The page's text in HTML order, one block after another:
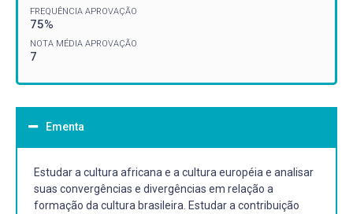
FREQUÊNCIA APROVAÇÃO
75%
NOTA MÉDIA APROVAÇÃO
7
Ementa
Estudar a cultura africana e a cultura européia e analisar
suas convergências e divergências em relação a
formação da cultura brasileira. Estudar a contribuição